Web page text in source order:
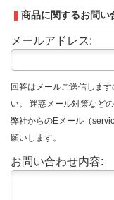
商品に関するお問い
メールアドレス:
回答はメールご送信しま
い。 迷惑メール対策など
弊社からのEメール（
願いします。
お問い合わせ内容: